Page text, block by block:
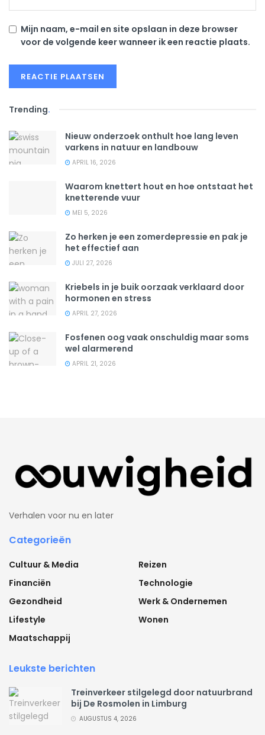
Mijn naam, e-mail en site opslaan in deze browser
voor de volgende keer wanneer ik een reactie plaats.
Trending.
Nieuw onderzoek onthult hoe lang leven
varkens in natuur en landbouw
APRIL 16, 2026
Waarom knettert hout en hoe ontstaat het
knetterende vuur
MEI 5, 2026
Zo herken je een zomerdepressie en pak je
het effectief aan
JULI 27, 2026
Kriebels in je buik oorzaak verklaard door
hormonen en stress
APRIL 27, 2026
Fosfenen oog vaak onschuldig maar soms
wel alarmerend
APRIL 21, 2026
Verhalen voor nu en later
Categorieën
Cultuur & Media
Financiën
Gezondheid
Lifestyle
Maatschappij
Reizen
Technologie
Werk & Ondernemen
Wonen
Leukste berichten
Treinverkeer stilgelegd door natuurbrand
bij De Rosmolen in Limburg
AUGUSTUS 4, 2026